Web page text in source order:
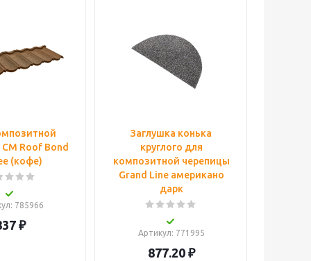
Roof Bond
(кофе)
: 785966
₽
Заглушка конька
круглого для
композитной черепицы
Grand Line американо
дарк
Артикул: 771995
877.20₽